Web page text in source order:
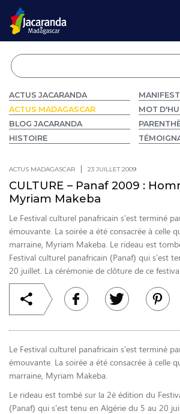
ACTUS JACARANDA
ACTUS MADAGASCAR
BLOG JACARANDA
HISTOIRE
MOT
ACTUS MADAGASCAR 23 JUILLET 2009
CULTURE – Panaf 2009 :
Myriam Makeba
Le Festival culturel panafricain s’est terminé
émouvante. La soirée a été consacrée à celle
marraine, Myriam Makeba. Le rideau est
Festival culturel panafricain (Panaf) qui s’est
20 juillet. La cérémonie de clôture de ce festival
Le Festival culturel panafricain s’est terminé
émouvante. La soirée a été consacrée à celle
marraine, Myriam Makeba.
Le rideau est tombé sur la 2è édition du
(Panaf) qui s’est tenu en Algérie du 5 au 20